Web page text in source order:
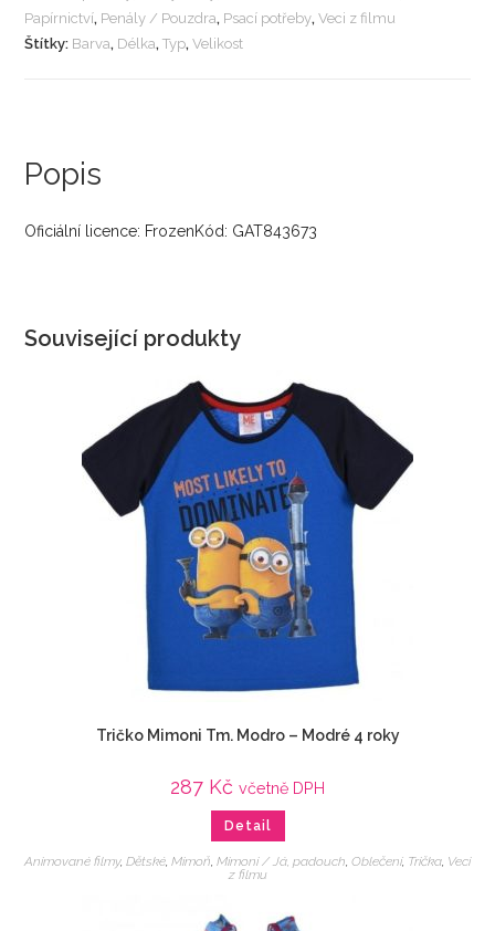
Papírnictví, Penály / Pouzdra, Psací potřeby,Veci z filmu
Štítky: Barva, Délka,Typ,Velikost
Popis
Oficiální licence: FrozenKód: GAT843673
Související produkty
Tričko Mimoni Tm. Modro – Modré 4 roky
287 Kč včetně DPH
Detail
Animované filmy, Dětské, Mimoň, Mimoni / Já, padouch, Oblečení, Trička, Veci
z filmu